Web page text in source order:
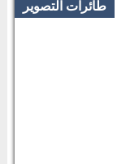
طائرات التصوير